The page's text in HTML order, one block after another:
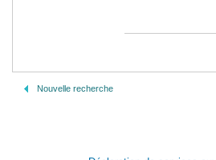
Nouvelle recherche